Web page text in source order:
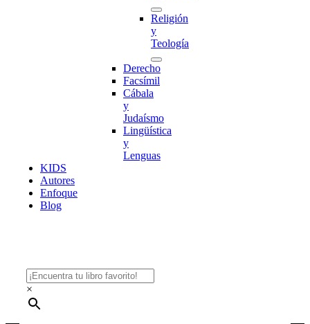
Religión
y
Teología
Derecho
Facsímil
Cábala
y
Judaísmo
Lingüística
y
Lenguas
KIDS
Autores
Enfoque
Blog
×